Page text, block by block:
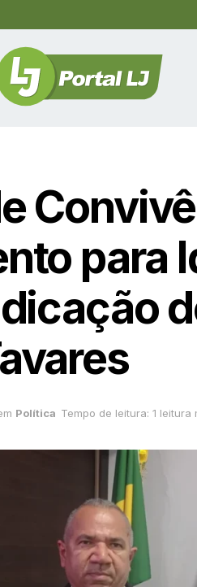
para
Política Tempo de leitura: 1 leitura